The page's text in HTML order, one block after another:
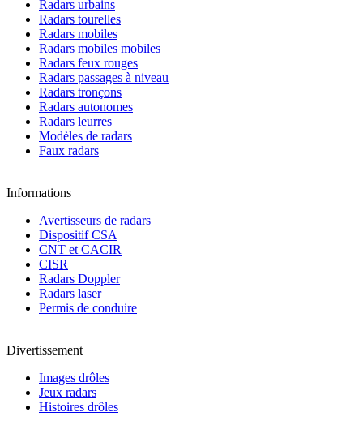
Radars urbains
Radars tourelles
Radars mobiles
Radars mobiles mobiles
Radars feux rouges
Radars passages à niveau
Radars tronçons
Radars autonomes
Radars leurres
Modèles de radars
Faux radars
Informations
Avertisseurs de radars
Dispositif CSA
CNT et CACIR
CISR
Radars Doppler
Radars laser
Permis de conduire
Divertissement
Images drôles
Jeux radars
Histoires drôles